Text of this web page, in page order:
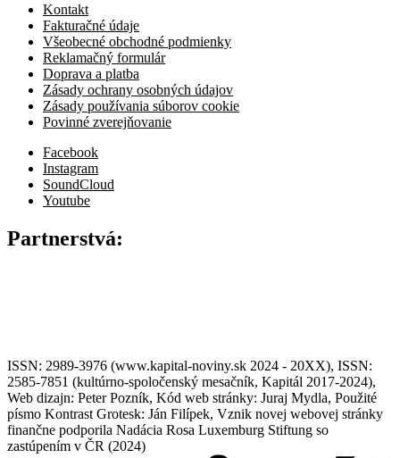
Kontakt
Fakturačné údaje
Všeobecné obchodné podmienky
Reklamačný formulár
Doprava a platba
Zásady ochrany osobných údajov
Zásady používania súborov cookie
Povinné zverejňovanie
Facebook
Instagram
SoundCloud
Youtube
Partnerstvá:
ISSN: 2989-3976 (www.kapital-noviny.sk 2024 - 20XX), ISSN:
2585-7851 (kultúrno-spoločenský mesačník, Kapitál 2017-2024),
Web dizajn: Peter Pozník, Kód web stránky: Juraj Mydla, Použité
písmo Kontrast Grotesk: Ján Filípek, Vznik novej webovej stránky
finančne podporila Nadácia Rosa Luxemburg Stiftung so
zastúpením v ČR (2024)